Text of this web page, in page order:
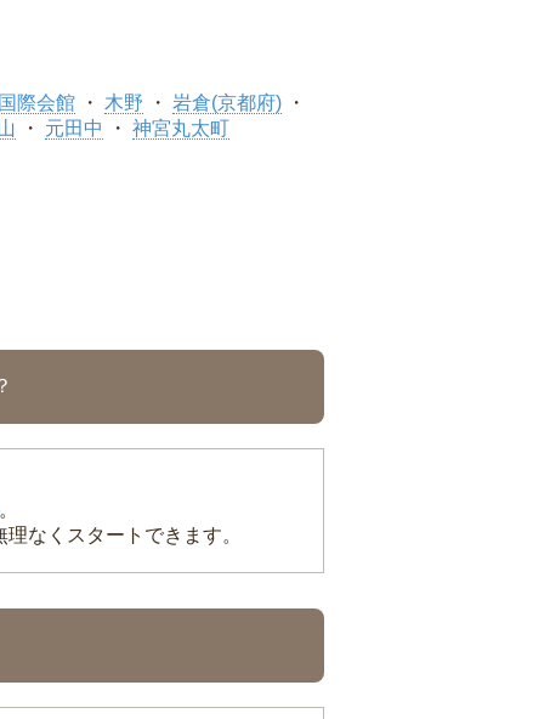
国際会館 木野
岩倉(京都府)
元田中 神宮丸太町
なくスタートできます。